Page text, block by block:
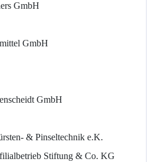
GmbH
GmbH
GmbH
& Pinseltechnik e.K.
Stiftung & Co. KG